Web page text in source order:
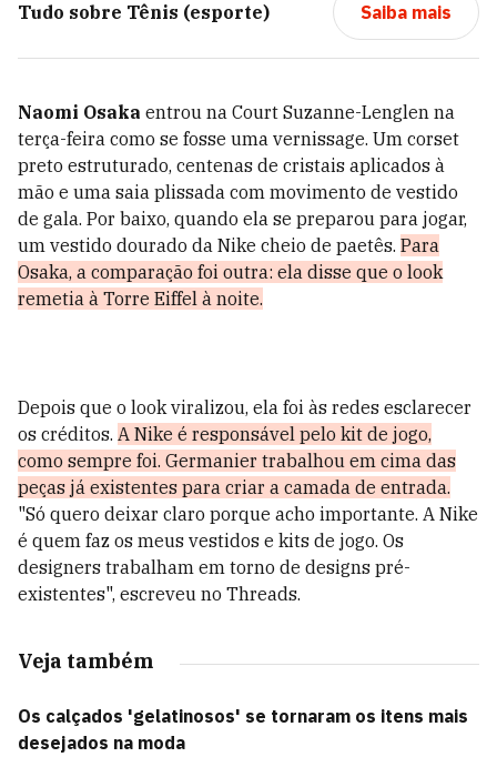
Tudo sobre Tênis (esporte) Saiba mais
Naomi Osaka entrou na Court Suzanne-Lenglen na
terça-feira como se fosse uma vernissage. Um corset
preto estruturado, centenas de cristais aplicados à
mão e uma saia plissada com movimento de vestido
de gala. Por baixo, quando ela se preparou para jogar,
um vestido dourado da Nike cheio de paetês. Para
Osaka, a comparação foi outra: ela disse que o look
remetia à Torre Eiffel à noite.
Depois que o look viralizou, ela foi às redes esclarecer
os créditos. A Nike é responsável pelo kit de jogo,
como sempre foi. Germanier trabalhou em cima das
peças já existentes para criar a camada de entrada.
"Só quero deixar claro porque acho importante. A Nike
é quem faz os meus vestidos e kits de jogo. Os
designers trabalham em torno de designs pré-
existentes", escreveu no Threads.
Veja também
Os calçados 'gelatinosos' se tornaram os itens mais
desejados na moda